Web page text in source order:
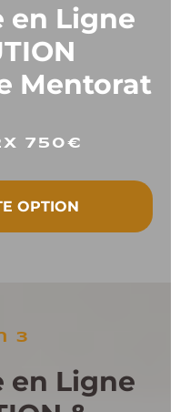
en Ligne
Mentorat
750€
OPTION
3
en Ligne